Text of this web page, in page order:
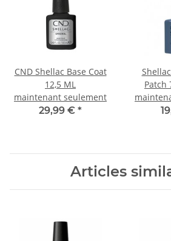
CND Shellac Base Coat
12,5 ML
maintenant seulement
29,99 € *
Patch
Articles